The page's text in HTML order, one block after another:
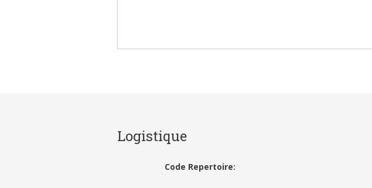
Logistique
Code Repertoire: